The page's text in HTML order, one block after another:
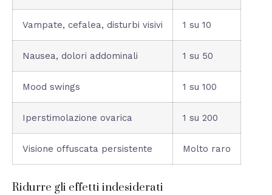
Vampate, cefalea, disturbi visivi 1 su 10
Nausea, dolori addominali 1 su 50
Mood swings 1 su 100
Iperstimolazione ovarica 1 su 200
Visione offuscata persistente Molto raro
Ridurre gli effetti indesiderati